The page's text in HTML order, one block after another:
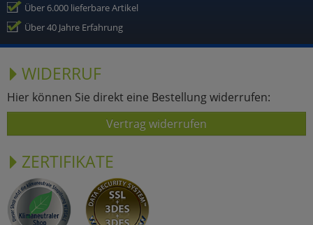
Über 6.000 lieferbare Artikel
Über 40 Jahre Erfahrung
WIDERRUF
Hier können Sie direkt eine Bestellung widerrufen:
Vertrag widerrufen
ZERTIFIKATE